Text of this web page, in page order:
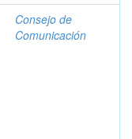
Consejo de
Comunicación